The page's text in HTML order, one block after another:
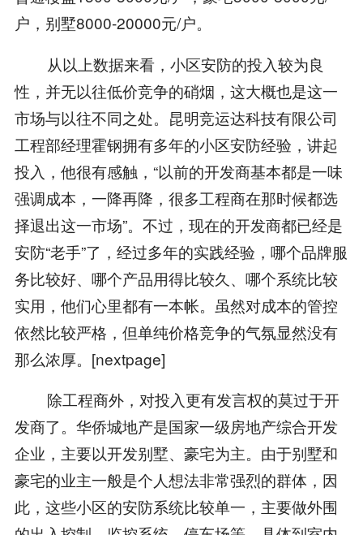
户，别墅8000-20000元/户。
从以上数据来看，小区安防的投入较为良
性，并无以往低价竞争的硝烟，这大概也是这一
市场与以往不同之处。昆明竞运达科技有限公司
工程部经理霍钢拥有多年的小区安防经验，讲起
投入，他很有感触，“以前的开发商基本都是一味
强调成本，一降再降，很多工程商在那时候都选
择退出这一市场”。不过，现在的开发商都已经是
安防“老手”了，经过多年的实践经验，哪个品牌服
务比较好、哪个产品用得比较久、哪个系统比较
实用，他们心里都有一本帐。虽然对成本的管控
依然比较严格，但单纯价格竞争的气氛显然没有
那么浓厚。[nextpage]
除工程商外，对投入更有发言权的莫过于开
发商了。华侨城地产是国家一级房地产综合开发
企业，主要以开发别墅、豪宅为主。由于别墅和
豪宅的业主一般是个人想法非常强烈的群体，因
此，这些小区的安防系统比较单一，主要做外围